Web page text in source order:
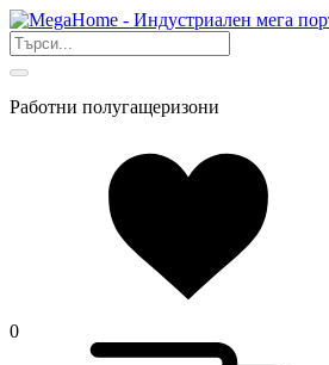
Работни полугащеризони
0